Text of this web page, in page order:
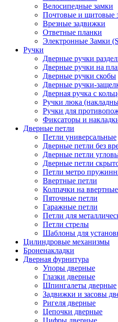
Велосипедные замки
Почтовые и щитовые
Врезные задвижки
Ответные планки
Электронные Замки
Ручки
Дверные ручки
Дверные ручки на
Дверные ручки скобы
Дверные ручки-
Дверная ручка с
Ручки люка
Ручки для
Фиксаторы и
Дверные петли
Петли универсальные
Дверные петли без
Дверные петли
Дверные петли
Петли метро
Ввертные петли
Колпачки на
Пяточные петли
Гаражные петли
Петли для
Петли стрелы
Шаблоны для
Цилиндровые механизмы
Броненакладки
Дверная фурнитура
Упоры дверные
Глазки дверные
Шпингалеты дверные
Задвижки и засовы
Ригеля дверные
Цепочки дверные
Цифры дверные